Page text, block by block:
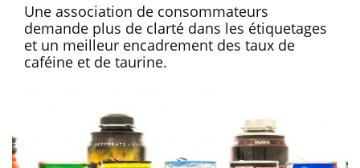
Une association de consommateurs
demande plus de clarté dans les étiquetages
et un meilleur encadrement des taux de
caféine et de taurine.